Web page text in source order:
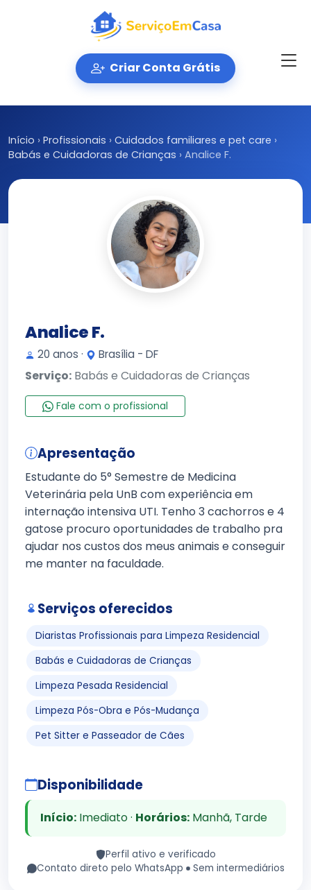
Criar Conta Grátis
Início › Profissionais › Cuidados familiares e pet care ›
Babás e Cuidadoras de Crianças › Analice F.
Analice F.
20 anos · Brasília - DF
Serviço: Babás e Cuidadoras de Crianças
Fale com o profissional
Apresentação
Estudante do 5° Semestre de Medicina
Veterinária pela UnB com experiência em
internação intensiva UTI. Tenho 3 cachorros e 4
gatose procuro oportunidades de trabalho pra
ajudar nos custos dos meus animais e conseguir
me manter na faculdade.
Serviços oferecidos
Diaristas Profissionais para Limpeza Residencial
Babás e Cuidadoras de Crianças
Limpeza Pesada Residencial
Limpeza Pós-Obra e Pós-Mudança
Pet Sitter e Passeador de Cães
Disponibilidade
Início:Imediato · Horários:Manhã, Tarde
Perfil ativo e verificado
Contato direto pelo WhatsApp
Sem intermediários